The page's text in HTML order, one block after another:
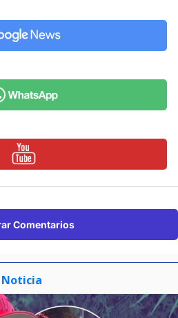
Comentarios
Noticia